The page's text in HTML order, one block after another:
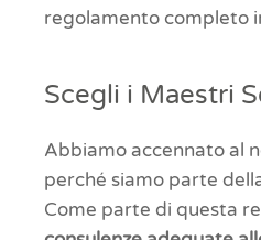
regolamento completo
Scegli i Maestri
Abbiamo accennato al
perché siamo parte
Come parte di questa